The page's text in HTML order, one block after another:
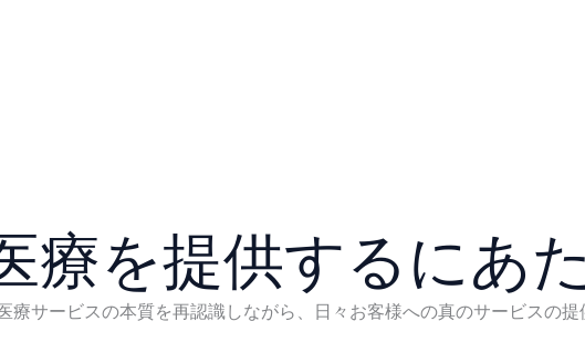
療を提供するにあ
サービスの本質を再認識しながら、日々お客様への真のサービスの提